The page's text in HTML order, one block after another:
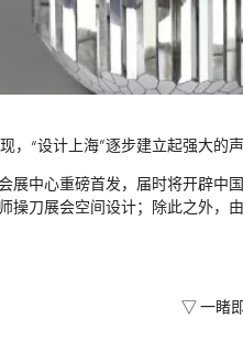
“设计上海”逐步建立起强大的
展中心重磅首发，届时将开辟
操刀展会空间设计；除此之外
▽ 一睹即